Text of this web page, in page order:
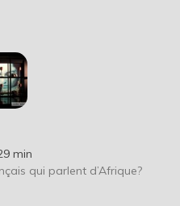
min
qui parlent d’Afrique?